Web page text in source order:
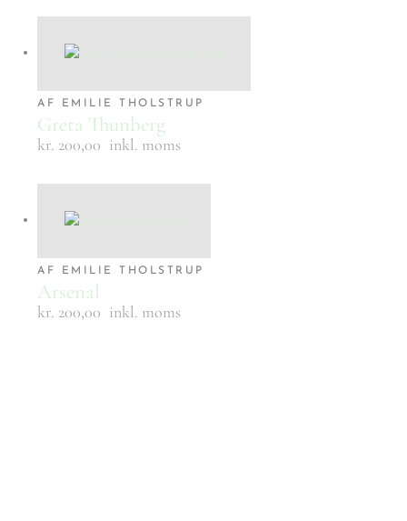
AF EMILIE THOLSTRUP
Greta Thunberg
kr. 200,00 inkl. moms
AF EMILIE THOLSTRUP
Arsenal
kr. 200,00 inkl. moms